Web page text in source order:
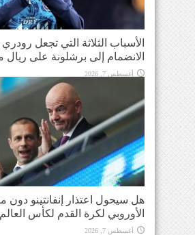
الأسباب الثلاثة التي تجعل
الانضمام إلى برشلونة على ريال
أغسطس 7, 2026
هل سيحول اعتذار إنفانتينو دون
الأوروبي لكرة القدم لكأس
أغسطس 7, 2026